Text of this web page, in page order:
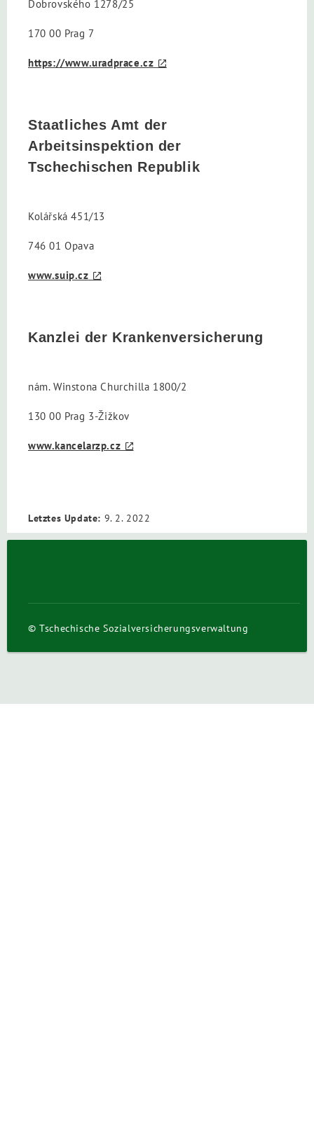
Dobrovského 1278/25
170 00 Prag 7
https://www.uradprace.cz
Staatliches Amt der
Arbeitsinspektion der
Tschechischen Republik
Kolářská 451/13
746 01 Opava
www.suip.cz
Kanzlei der Krankenversicherung
nám. Winstona Churchilla 1800/2
130 00 Prag 3-Žižkov
www.kancelarzp.cz
Letztes Update: 9. 2. 2022
© Tschechische Sozialversicherungsverwaltung